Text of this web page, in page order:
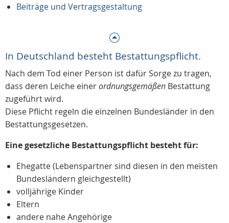
Beiträge und Vertragsgestaltung
In Deutschland besteht Bestattungspflicht.
Nach dem Tod einer Person ist dafür Sorge zu tragen,
dass deren Leiche einerordnungsgemäßen Bestattung
zugeführt wird.
Diese Pflicht regeln die einzelnen Bundesländer in den
Bestattungsgesetzen.
Eine gesetzliche Bestattungspflicht besteht für:
Ehegatte (Lebenspartner sind diesen in den meisten
Bundesländern gleichgestellt)
volljährige Kinder
Eltern
andere nahe Angehörige